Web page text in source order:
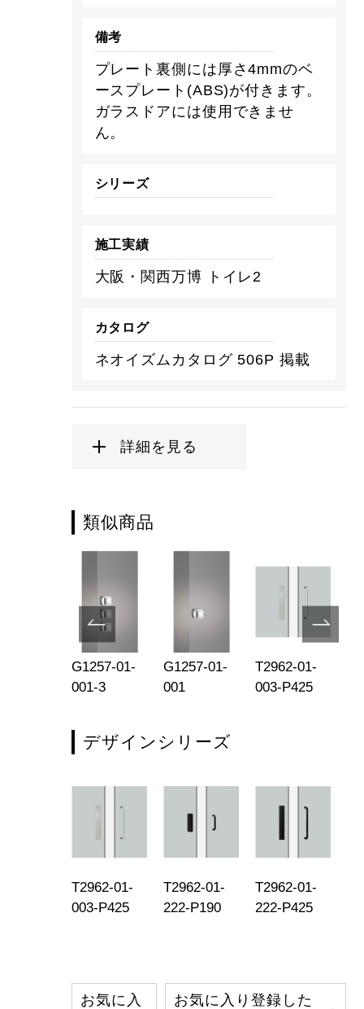
備考
プレート裏側には厚さ4mmのベ
ースプレート(ABS)が付きます。
ガラスドアには使用できませ
ん。
シリーズ
施工実績
大阪・関西万博 トイレ2
カタログ
ネオイズムカタログ 506P 掲載
詳細を見る
類似商品
G1257-01-
001-3
G1257-01-
001
T2962-01-
003-P425
デザインシリーズ
T2962-01-
003-P425
T2962-01-
222-P190
T2962-01-
222-P425
お気に入
お気に入り登録した